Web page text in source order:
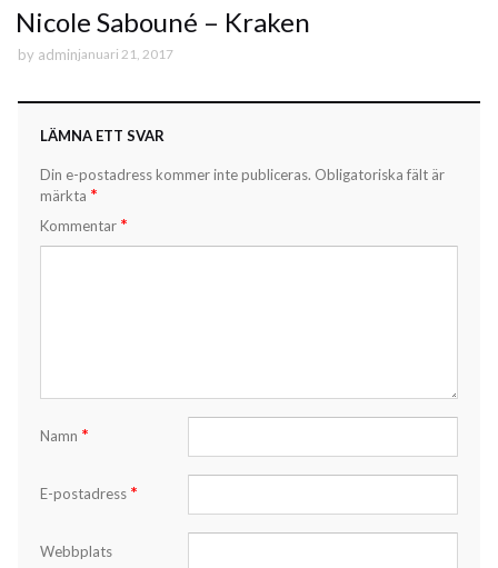
Nicole Sabouné – Kraken
by adminjanuari 21, 2017
LÄMNA ETT SVAR
Din e-postadress kommer inte publiceras. Obligatoriska fält är
märkta *
Kommentar *
Namn *
E-postadress *
Webbplats